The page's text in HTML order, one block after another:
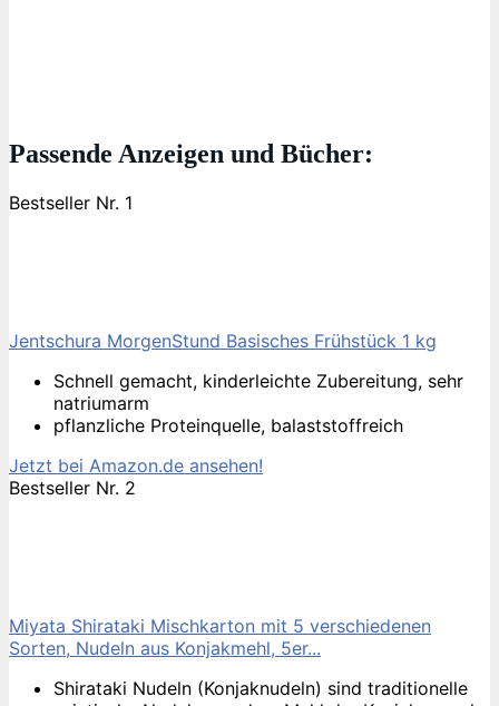
Passende Anzeigen und Bücher:
Bestseller Nr. 1
Jentschura MorgenStund Basisches Frühstück 1 kg
Schnell gemacht, kinderleichte Zubereitung, sehr
natriumarm
pflanzliche Proteinquelle, balaststoffreich
Jetzt bei Amazon.de ansehen!
Bestseller Nr. 2
Miyata Shirataki Mischkarton mit 5 verschiedenen
Sorten, Nudeln aus Konjakmehl, 5er...
Shirataki Nudeln (Konjaknudeln) sind traditionelle